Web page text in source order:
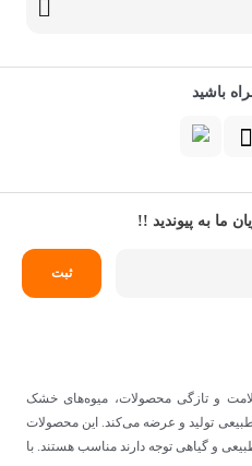
باشید
ما به پیوندید !!
و تازگی محصولات، میوه‌های خشک
تولید و عرضه می‌کند. این محصولات
و گیاهی توجه دارند مناسب هستند. با